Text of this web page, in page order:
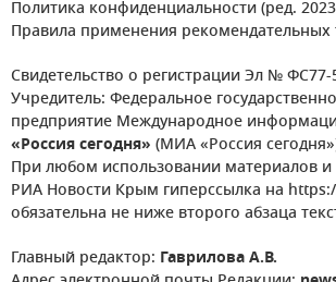
Политика конфиденциальности (ред. 2023
Правила применения рекомендательных
Свидетельство о регистрации Эл № ФС77-
Учредитель: Федеральное
предприятие Международное
«Россия сегодня» (МИА «Россия
При любом использовании материалов и
РИА Новости Крым гиперссылка на
обязательна не ниже второго абзаца
Главный редактор: Гаврилова А.В.